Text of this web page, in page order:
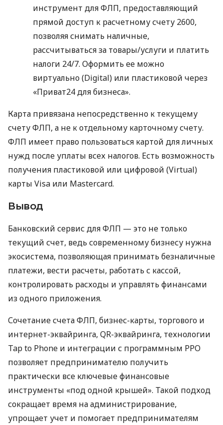
инструмент для ФЛП, предоставляющий
прямой доступ к расчетному счету 2600,
позволяя снимать наличные,
рассчитываться за товары/услуги и платить
налоги 24/7. Оформить ее можно
виртуально (Digital) или пластиковой через
«Приват24 для бизнеса».
Карта привязана непосредственно к текущему
счету ФЛП, а не к отдельному карточному счету.
ФЛП имеет право пользоваться картой для личных
нужд после уплаты всех налогов. Есть возможность
получения пластиковой или цифровой (Virtual)
карты Visa или Mastercard.
Вывод
Банковский сервис для ФЛП — это не только
текущий счет, ведь современному бизнесу нужна
экосистема, позволяющая принимать безналичные
платежи, вести расчеты, работать с кассой,
контролировать расходы и управлять финансами
из одного приложения.
Сочетание счета ФЛП, бизнес-карты, торгового и
интернет-эквайринга, QR-эквайринга, технологии
Tap to Phone и интеграции с программным РРО
позволяет предпринимателю получить
практически все ключевые финансовые
инструменты «под одной крышей». Такой подход
сокращает время на администрирование,
упрощает учет и помогает предпринимателям